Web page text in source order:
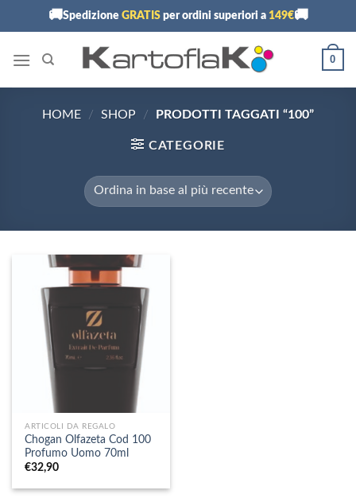
🚚Spedizione GRATISper ordini superiori a 149€🚚
0
HOME / SHOP / PRODOTTI TAGGATI “100”
CATEGORIE
ARTICOLI DA REGALO
Chogan Olfazeta Cod 100
Profumo Uomo 70ml
€32,90